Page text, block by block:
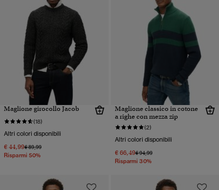
Maglione girocollo Jacob
(18)
Altri colori disponibili
€ 44,99Prezzo ridotto da
€ 89,99a
Risparmi 50%
Maglione classico in cotone
a righe con mezza zip
(2)
Altri colori disponibili
€ 66,49Prezzo ridotto da
€ 94,99a
Risparmi 30%